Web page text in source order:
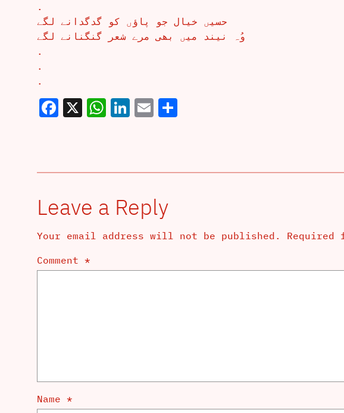
.
حسیں خیال جو پاؤں کو گدگدانے لگے
وُہ نیند میں بھی مرے شعر گنگنانے لگے
.
.
.
Facebook
X WhatsApp
LinkedIn
EmailShare
Leave a Reply
Your email address will not be published. Required
Comment *
Name *